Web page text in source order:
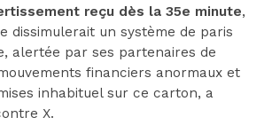
reçu dès la 35e minute,
dissimulerait un système de paris
alertée par ses partenaires de
financiers anormaux et
inhabituel sur ce carton, a
X.